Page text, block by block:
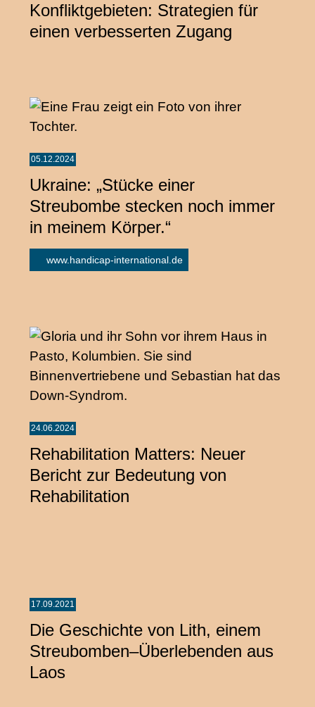
Konfliktgebieten: Strategien für
einen verbesserten Zugang
05.12.2024
Ukraine: „Stücke einer
Streubombe stecken noch immer
in meinem Körper.“
www.handicap-international.de
24.06.2024
Rehabilitation Matters: Neuer
Bericht zur Bedeutung von
Rehabilitation
17.09.2021
Die Geschichte von Lith, einem
Streubomben–Überlebenden aus
Laos